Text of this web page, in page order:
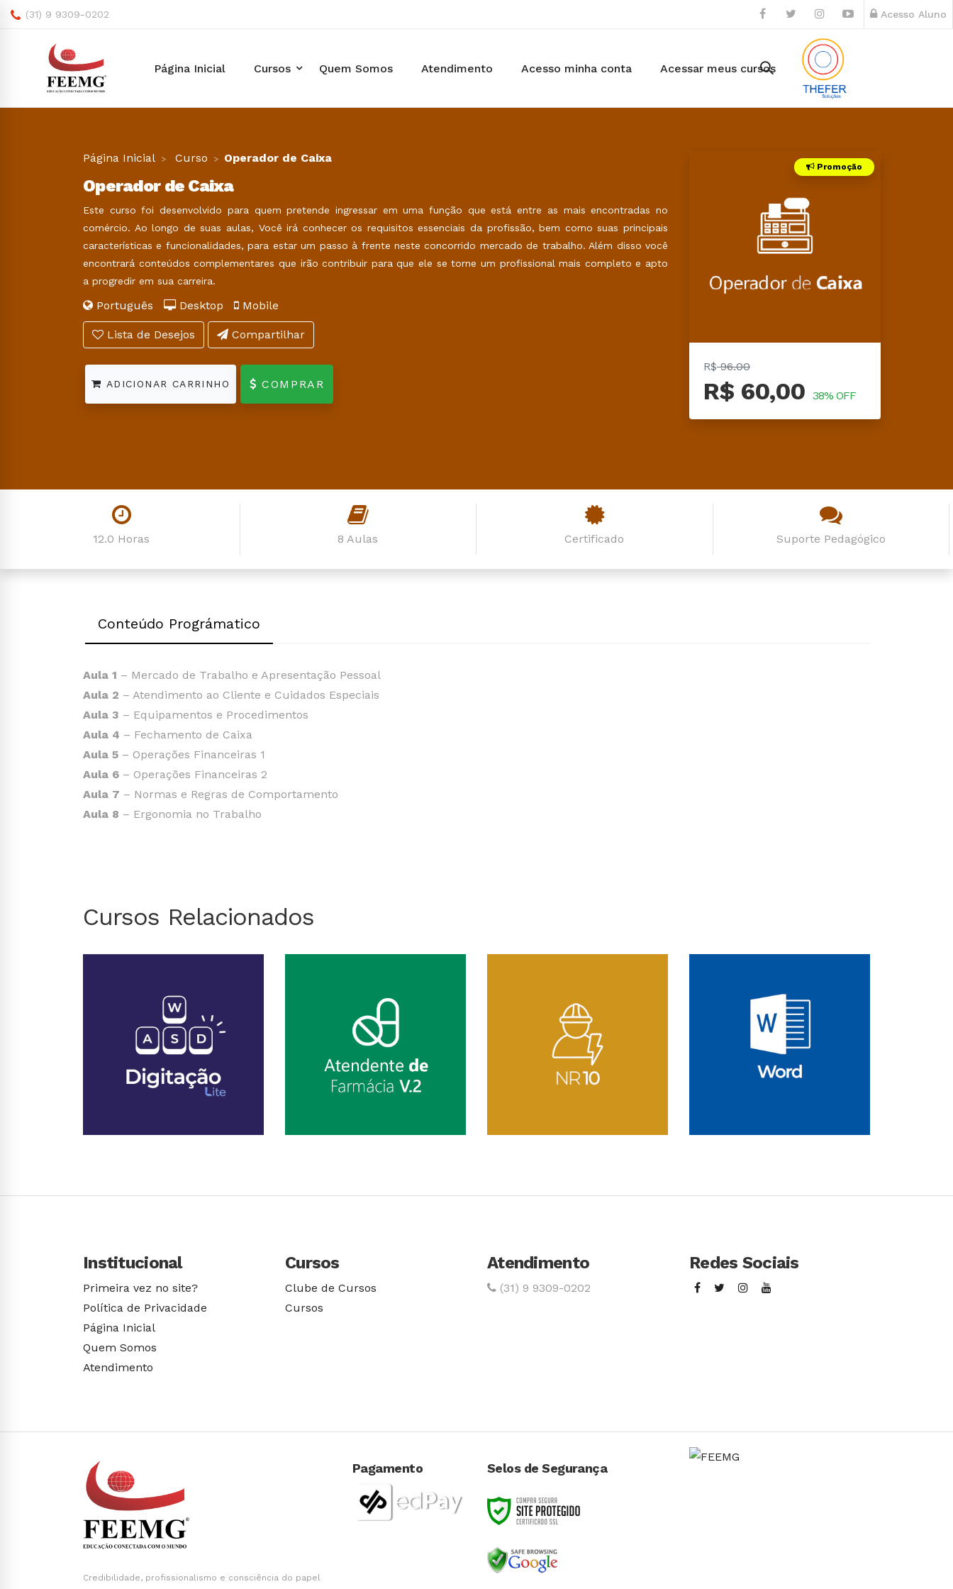
(31) 9 9309-0202 Acesso Aluno
Página Inicial Cursos Quem Somos Atendimento Acesso minha conta Acessar meus cursos
Página Inicial Curso Operador de Caixa
Operador de Caixa
Este curso foi desenvolvido para quem pretende ingressar em uma função que está entre as mais encontradas no
comércio. Ao longo de suas aulas, Você irá conhecer os requisitos essenciais da profissão, bem como suas principais
características e funcionalidades, para estar um passo à frente neste concorrido mercado de trabalho. Além disso você
encontrará conteúdos complementares que irão contribuir para que ele se torne um profissional mais completo e apto
a progredir em sua carreira.
Português Desktop Mobile
Lista de Desejos Compartilhar
ADICIONAR CARRINHO COMPRAR
Promoção
R$96.00
R$ 60,00 38% OFF
12.0 Horas 8 Aulas Certificado Suporte Pedagógico
Conteúdo Prográmatico
Aula 1 – Mercado de Trabalho e Apresentação Pessoal
Aula 2 – Atendimento ao Cliente e Cuidados Especiais
Aula 3 – Equipamentos e Procedimentos
Aula 4 – Fechamento de Caixa
Aula 5 – Operações Financeiras 1
Aula 6 – Operações Financeiras 2
Aula 7 – Normas e Regras de Comportamento
Aula 8 – Ergonomia no Trabalho
Cursos Relacionados
Institucional
Primeira vez no site?
Política de Privacidade
Página Inicial
Quem Somos
Atendimento
Cursos
Clube de Cursos
Cursos
Atendimento
(31) 9 9309-0202
Redes Sociais
Credibilidade, profissionalismo e consciência do papel
Pagamento Selos de Segurança